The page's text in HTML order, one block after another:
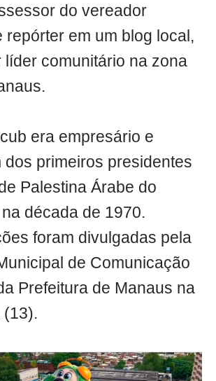
do vereador
repórter em um blog local,
líder comunitário na zona
era empresário e
dos primeiros presidentes
Palestina Árabe do
década de 1970.
foram divulgadas pela
de Comunicação
Prefeitura de Manaus na
(13).